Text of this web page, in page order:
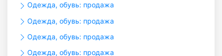
Одежда, обувь: продажа
Одежда, обувь: продажа
Одежда, обувь: продажа
Одежда, обувь: продажа